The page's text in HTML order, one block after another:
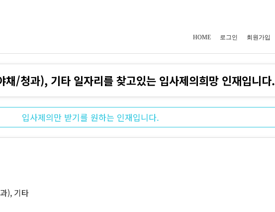
HOME 로그인 회원가입
채/청과), 기타 일자리를 찾고있는 입사제의희망 인재입니다.
입사제의만 받기를 원하는 인재입니다.
), 기타